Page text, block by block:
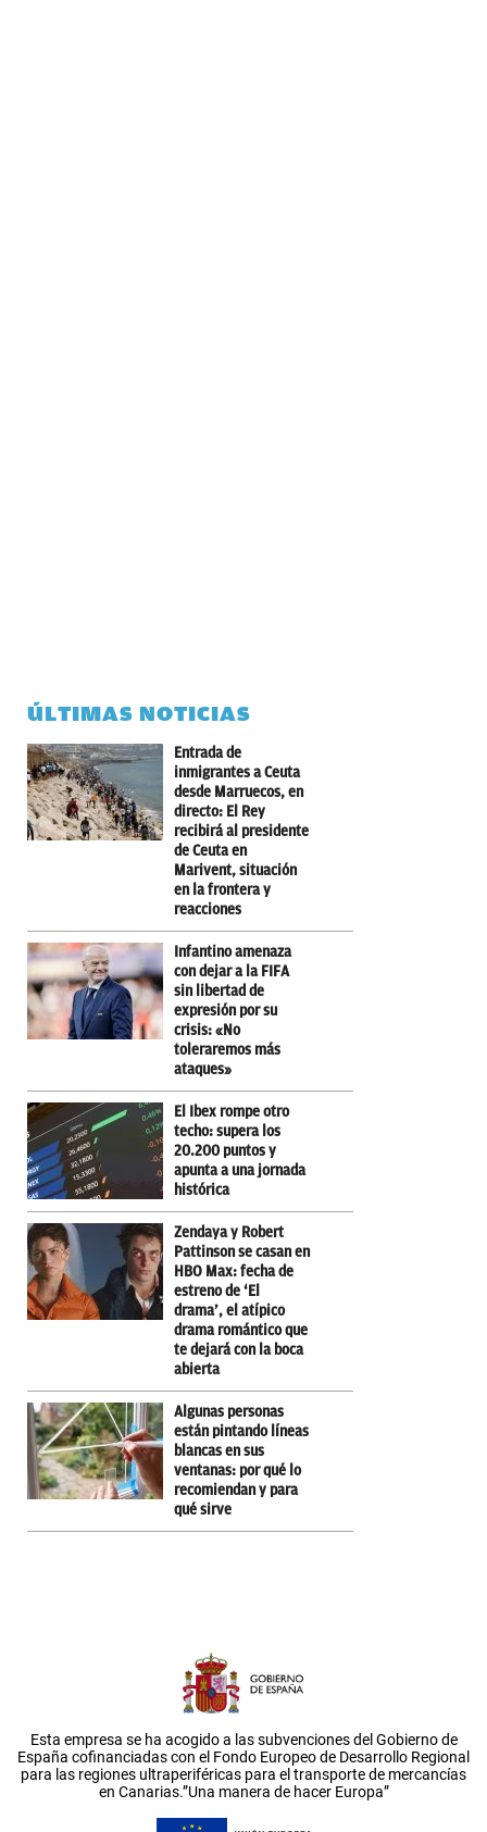
ÚLTIMAS NOTICIAS
Entrada de
inmigrantes a Ceuta
desde Marruecos, en
directo: El Rey
recibirá al presidente
de Ceuta en
Marivent, situación
en la frontera y
reacciones
Infantino amenaza
con dejar a la FIFA
sin libertad de
expresión por su
crisis: «No
toleraremos más
ataques»
El Ibex rompe otro
techo: supera los
20.200 puntos y
apunta a una jornada
histórica
Zendaya y Robert
Pattinson se casan en
HBO Max: fecha de
estreno de ‘El
drama’, el atípico
drama romántico que
te dejará con la boca
abierta
Algunas personas
están pintando líneas
blancas en sus
ventanas: por qué lo
recomiendan y para
qué sirve
Esta empresa se ha acogido a las subvenciones del Gobierno de
España cofinanciadas con el Fondo Europeo de Desarrollo Regional
para las regiones ultraperiféricas para el transporte de mercancías
en Canarias.”Una manera de hacer Europa”